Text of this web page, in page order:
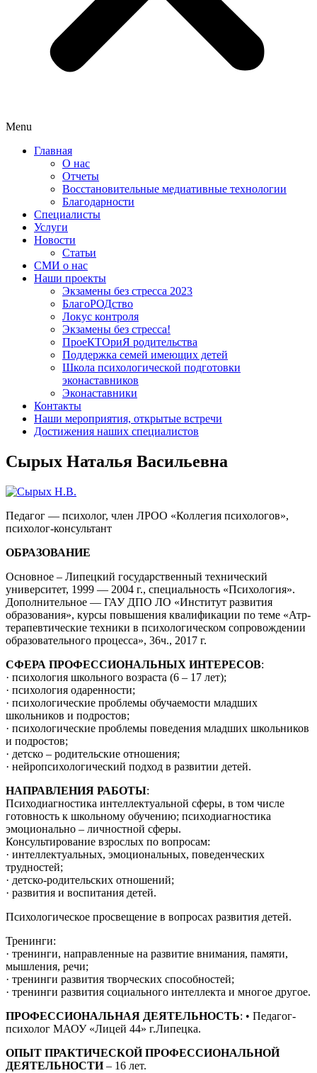
Menu
Главная
О нас
Отчеты
Восстановительные медиативные технологии
Благодарности
Специалисты
Услуги
Новости
Статьи
СМИ о нас
Наши проекты
Экзамены без стресса 2023
БлагоРОДство
Локус контроля
Экзамены без стресса!
ПроеКТОриЯ родительства
Поддержка семей имеющих детей
Школа психологической подготовки
эконаставников
Эконаставники
Контакты
Наши мероприятия, открытые встречи
Достижения наших специалистов
Сырых Наталья Васильевна
Педагог — психолог, член ЛРОО «Коллегия психологов»,
психолог-консультант
ОБРАЗОВАНИЕ
Основное – Липецкий государственный технический
университет, 1999 — 2004 г., специальность «Психология».
Дополнительное — ГАУ ДПО ЛО «Институт развития
образования», курсы повышения квалификации по теме «Атр-
терапевтические техники в психологическом сопровождении
образовательного процесса», 36ч., 2017 г.
СФЕРА ПРОФЕССИОНАЛЬНЫХ ИНТЕРЕСОВ:
· психология школьного возраста (6 – 17 лет);
· психология одаренности;
· психологические проблемы обучаемости младших
школьников и подростов;
· психологические проблемы поведения младших школьников
и подростов;
· детско – родительские отношения;
· нейропсихологический подход в развитии детей.
НАПРАВЛЕНИЯ РАБОТЫ:
Психодиагностика интеллектуальной сферы, в том числе
готовность к школьному обучению; психодиагностика
эмоционально – личностной сферы.
Консультирование взрослых по вопросам:
· интеллектуальных, эмоциональных, поведенческих
трудностей;
· детско-родительских отношений;
· развития и воспитания детей.
Психологическое просвещение в вопросах развития детей.
Тренинги:
· тренинги, направленные на развитие внимания, памяти,
мышления, речи;
· тренинги развития творческих способностей;
· тренинги развития социального интеллекта и многое другое.
ПРОФЕССИОНАЛЬНАЯ ДЕЯТЕЛЬНОСТЬ: • Педагог-
психолог МАОУ «Лицей 44» г.Липецка.
ОПЫТ ПРАКТИЧЕСКОЙ ПРОФЕССИОНАЛЬНОЙ
ДЕЯТЕЛЬНОСТИ– 16 лет.